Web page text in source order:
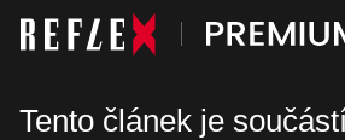
Tento článek je